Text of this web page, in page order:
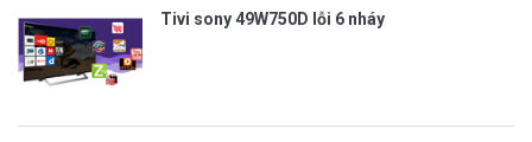
Tivi sony 49W750D lỗi 6 nháy